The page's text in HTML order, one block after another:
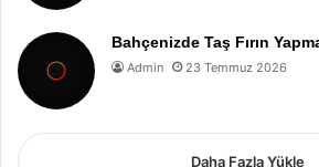
Bahçenizde Taş Fırın
Admin 23 Temmuz 2026
Daha Fazla Yükle